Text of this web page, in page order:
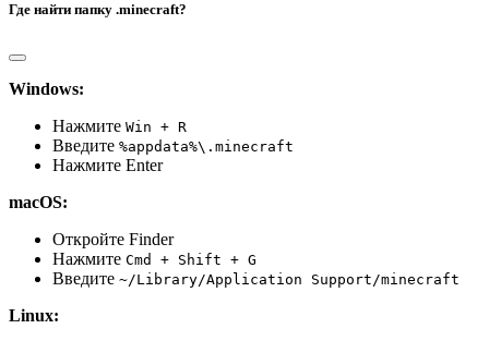
Где найти папку .minecraft?
Windows:
Нажмите Win + R
Введите %appdata%\.minecraft
Нажмите Enter
macOS:
Откройте Finder
Нажмите Cmd + Shift + G
Введите ~/Library/Application Support/minecraft
Linux: